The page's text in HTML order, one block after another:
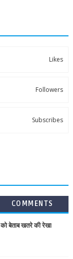
Likes
Followers
Subscribes
COMMENTS
बेताब खतरे की रेखा